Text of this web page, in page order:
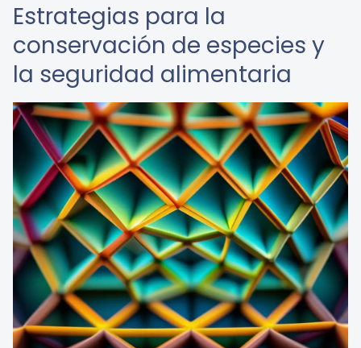
Estrategias para la
conservación de especies y
la seguridad alimentaria